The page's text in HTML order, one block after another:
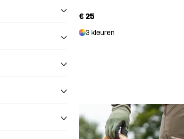
€ 25
3 kleuren